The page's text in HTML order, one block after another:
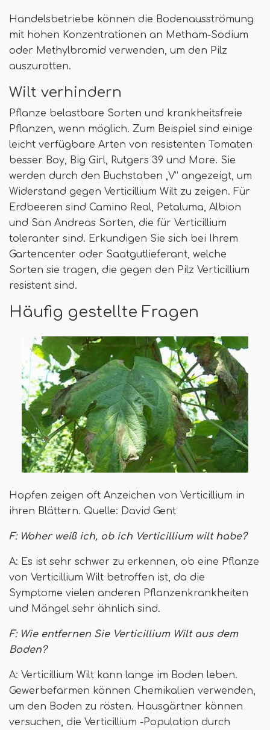
Handelsbetriebe können die Bodenausströmung
mit hohen Konzentrationen an Metham-Sodium
oder Methylbromid verwenden, um den Pilz
auszurotten.
Wilt verhindern
Pflanze belastbare Sorten und krankheitsfreie
Pflanzen, wenn möglich. Zum Beispiel sind einige
leicht verfügbare Arten von resistenten Tomaten
besser Boy, Big Girl, Rutgers 39 und More. Sie
werden durch den Buchstaben „V“ angezeigt, um
Widerstand gegen Verticillium Wilt zu zeigen. Für
Erdbeeren sind Camino Real, Petaluma, Albion
und San Andreas Sorten, die für Verticillium
toleranter sind. Erkundigen Sie sich bei Ihrem
Gartencenter oder Saatgutlieferant, welche
Sorten sie tragen, die gegen den Pilz Verticillium
resistent sind.
Häufig gestellte Fragen
Hopfen zeigen oft Anzeichen von Verticillium in
ihren Blättern. Quelle: David Gent
F: Woher weiß ich, ob ich Verticillium wilt habe?
A: Es ist sehr schwer zu erkennen, ob eine Pflanze
von Verticillium Wilt betroffen ist, da die
Symptome vielen anderen Pflanzenkrankheiten
und Mängel sehr ähnlich sind.
F: Wie entfernen Sie Verticillium Wilt aus dem
Boden?
A: Verticillium Wilt kann lange im Boden leben.
Gewerbefarmen können Chemikalien verwenden,
um den Boden zu rösten. Hausgärtner können
versuchen, die Verticillium -Population durch